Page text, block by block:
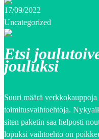
17/09/2022
Uncategorized
Etsi
jouluksi
Suuri määrä
toimitusvaihtoehtoja.
siten paketin saa helposti
lopuksi vaihtoehto on